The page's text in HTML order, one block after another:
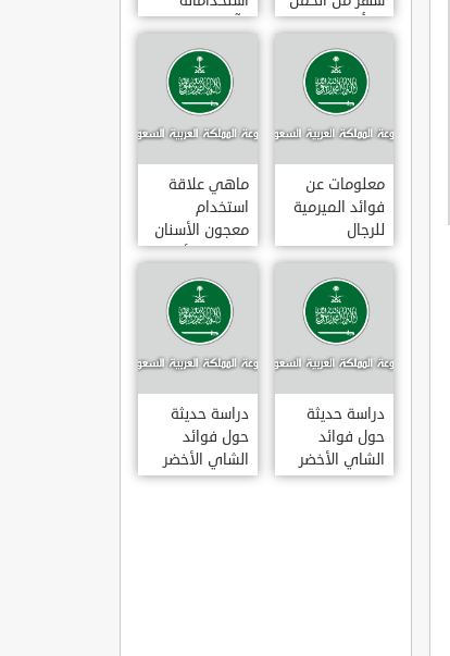
يبدأ
وآثاره الجانبية
معلومات عن
فوائد الميرمية
للرجال
ماهي علاقة
استخدام
معجون الأسنان
بالتهاب الأمعاء
دراسة حديثة
حول فوائد
الشاي الأخضر
دراسة حديثة
حول فوائد
الشاي الأخضر
لعلاج التهاب